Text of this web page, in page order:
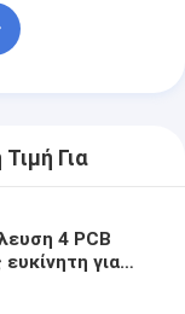
Για
4 PCB
για